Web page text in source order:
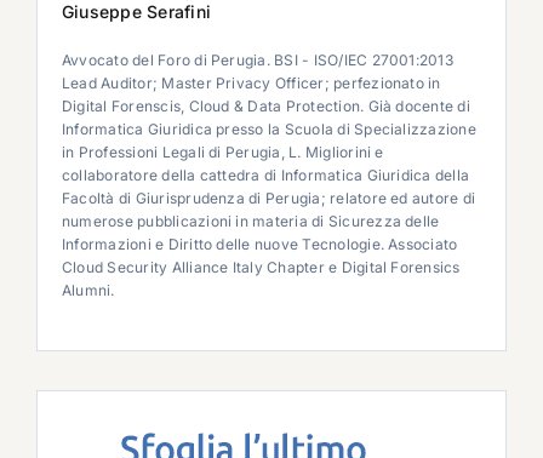
Giuseppe Serafini
Avvocato del Foro di Perugia. BSI - ISO/IEC 27001:2013
Lead Auditor; Master Privacy Officer; perfezionato in
Digital Forenscis, Cloud & Data Protection. Già docente di
Informatica Giuridica presso la Scuola di Specializzazione
in Professioni Legali di Perugia, L. Migliorini e
collaboratore della cattedra di Informatica Giuridica della
Facoltà di Giurisprudenza di Perugia; relatore ed autore di
numerose pubblicazioni in materia di Sicurezza delle
Informazioni e Diritto delle nuove Tecnologie. Associato
Cloud Security Alliance Italy Chapter e Digital Forensics
Alumni.